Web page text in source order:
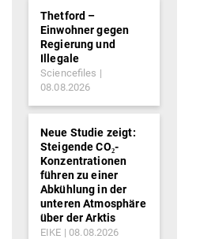
Thetford –
Einwohner gegen
Regierung und
Illegale
Sciencefiles
08.08.2026
Neue Studie zeigt:
Steigende CO₂-
Konzentrationen
führen zu einer
Abkühlung in der
unteren Atmosphäre
über der Arktis
EIKE 08.08.2026